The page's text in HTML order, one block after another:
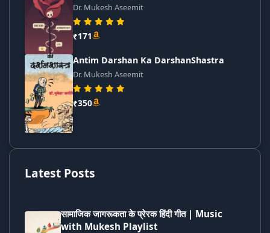
Dr. Mukesh Aseemit
₹171
Antim Darshan Ka DarshanShastra
Dr. Mukesh Aseemit
₹350
Latest Posts
सामाजिक जागरूकता के प्रेरक हिंदी गीत | Music
with Mukesh Playlist